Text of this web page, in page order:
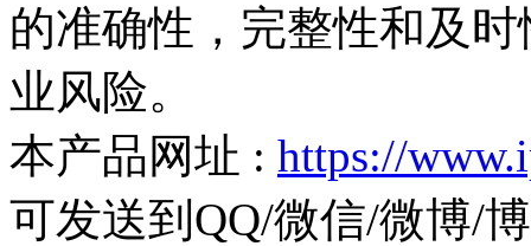
的准确性，完整性和及
业风险。
本产品网址 : https://
可发送到QQ/微信/微博/